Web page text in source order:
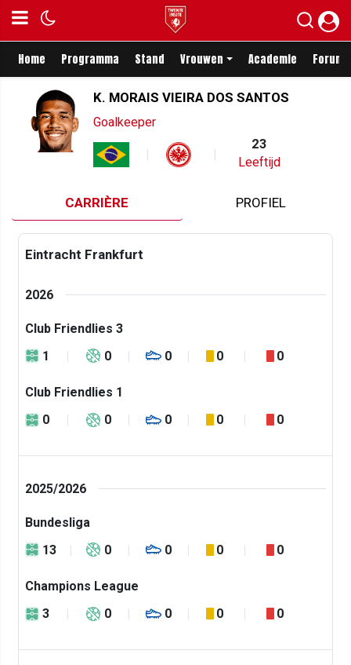
Home Programma Stand Vrouwen Academie Forum
K. MORAIS VIEIRA DOS SANTOS
Goalkeeper
23
Leeftijd
CARRIÈRE PROFIEL
Eintracht Frankfurt
2026
Club Friendlies 3
1
0 0 0 0
Club Friendlies 1
0
0 0 0 0
2025/2026
Bundesliga
13
0 0 0 0
Champions League
3
0 0 0 0